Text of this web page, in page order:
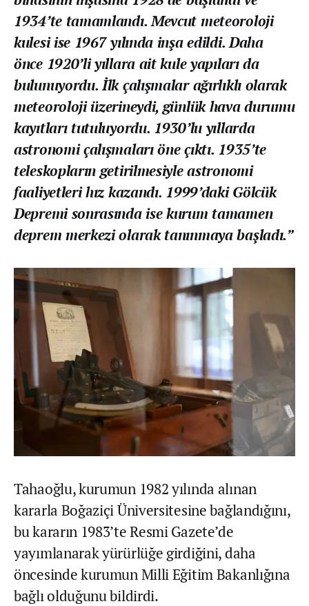
1934’te tamamlandı. Mevcut meteoroloji
kulesi ise 1967 yılında inşa edildi. Daha
önce 1920’li yıllara ait kule yapıları da
bulunuyordu. İlk çalışmalar ağırlıklı olarak
meteoroloji üzerineydi, günlük hava durumu
kayıtları tutuluyordu. 1930’lu yıllarda
astronomi çalışmaları öne çıktı. 1935’te
teleskopların getirilmesiyle astronomi
faaliyetleri hız kazandı. 1999’daki Gölcük
Depremi sonrasında ise kurum tamamen
deprem merkezi olarak tanınmaya başladı.”
Tahaoğlu, kurumun 1982 yılında alınan
kararla Boğaziçi Üniversitesine bağlandığını,
bu kararın 1983’te Resmi Gazete’de
yayımlanarak yürürlüğe girdiğini, daha
öncesinde kurumun Milli Eğitim Bakanlığına
bağlı olduğunu bildirdi.